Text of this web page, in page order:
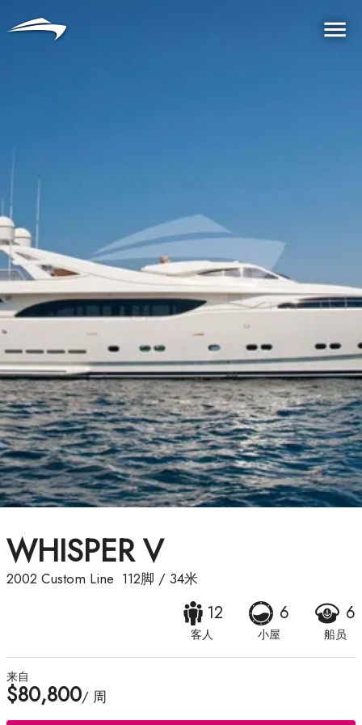
WHISPER V
2002 Custom Line 112脚 / 34米
12
客人
6
小屋
6
船员
来自
$80,800/ 周